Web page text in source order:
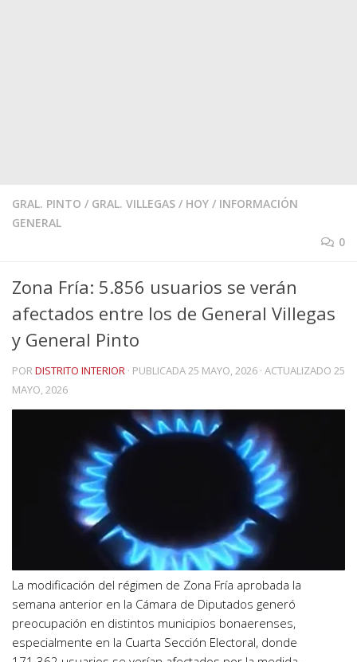
GRAL. PINTO / GRAL. VILLEGAS / HOY / INFORMACIÓN
GENERAL
0
Zona Fría: 5.856 usuarios se verán
afectados entre los de General Villegas
y General Pinto
PORDISTRITO INTERIOR · PUBLICADA25 MAYO, 2026 · ACTUALIZADO 25
MAYO, 2026
La modificación del régimen de Zona Fría aprobada la
semana anterior en la Cámara de Diputados generó
preocupación en distintos municipios bonaerenses,
especialmente en la Cuarta Sección Electoral, donde